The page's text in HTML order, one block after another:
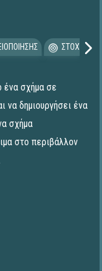
ένα σχήμα σε
να δημιουργήσει ένα
σχήμα
στο περιβάλλον